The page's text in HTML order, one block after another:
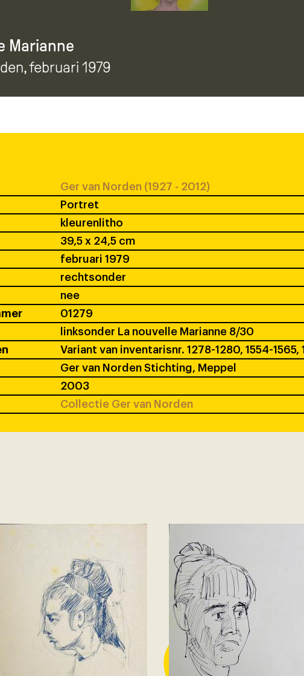
Marianne
, februari 1979
Ger van Norden (1927 - 2012)
Portret
kleurenlitho
39,5 x 24,5 cm
februari 1979
rechtsonder
nee
01279
linksonder La nouvelle Marianne 8/30
Variant van inventarisnr. 1278-1280, 1554-1565,
Ger van Norden Stichting, Meppel
2003
Collectie Ger van Norden